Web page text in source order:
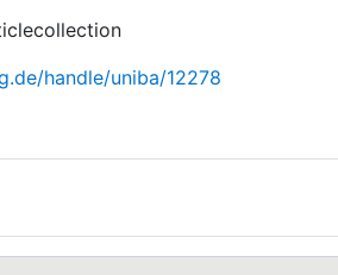
handle/uniba/12278